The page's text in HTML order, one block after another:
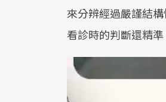
來分辨經過嚴謹結
看診時的判斷還精準